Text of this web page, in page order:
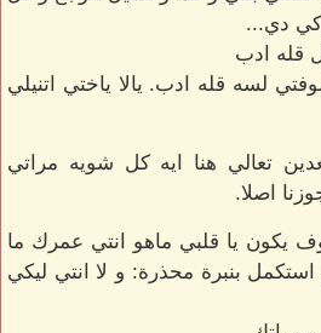
دي...
قله ادب
لسه قله ادب. يالا ياختي اتنيلي
تعالي هنا ايه كل شويه مراتي
اصلا.
يكون يا قلبي ماهو انتي عمرك ما
بنبرة محذرة: و لا انتي ليكي